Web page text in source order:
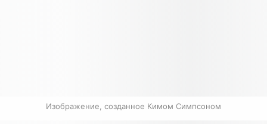
Изображение, созданное Кимом Симпсоном